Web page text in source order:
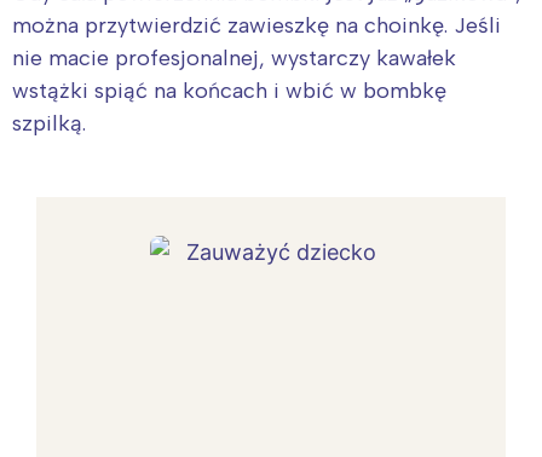
można przytwierdzić zawieszkę na choinkę. Jeśli
nie macie profesjonalnej, wystarczy kawałek
wstążki spiąć na końcach i wbić w bombkę
szpilką.